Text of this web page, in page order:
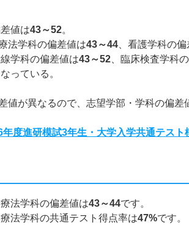
値は43～52。
法学科の偏差値は43～44 、看護学科の
線学科の偏差値は43～52 、臨床検査学科
っている。
値が異なるので、志望学部・学科の偏差
度進研模試3年生・大学入学共通テスト
法学科の偏差値は43～44です。
法学科の共通テスト得点率は47%です。